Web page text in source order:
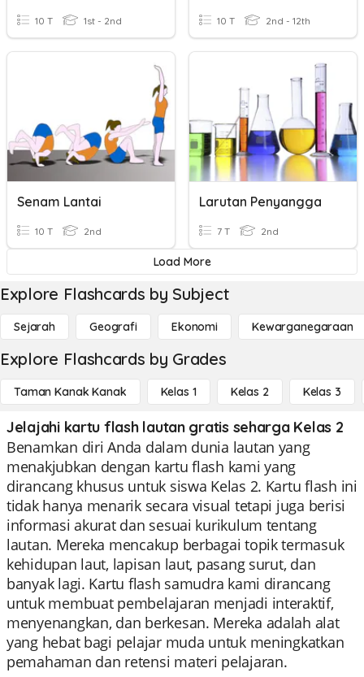
10 T 1st - 2nd 10 T 2nd - 12th
Senam Lantai
10 T 2nd
Larutan Penyangga
7 T 2nd
Load More
Explore Flashcards by Subject
Sejarah Geografi Ekonomi Kewarganegaraan
Explore Flashcards by Grades
Taman Kanak Kanak Kelas 1 Kelas 2 Kelas 3
Jelajahi kartu flash lautan gratis seharga Kelas 2
Benamkan diri Anda dalam dunia lautan yang
menakjubkan dengan kartu flash kami yang
dirancang khusus untuk siswa Kelas 2. Kartu flash ini
tidak hanya menarik secara visual tetapi juga berisi
informasi akurat dan sesuai kurikulum tentang
lautan. Mereka mencakup berbagai topik termasuk
kehidupan laut, lapisan laut, pasang surut, dan
banyak lagi. Kartu flash samudra kami dirancang
untuk membuat pembelajaran menjadi interaktif,
menyenangkan, dan berkesan. Mereka adalah alat
yang hebat bagi pelajar muda untuk meningkatkan
pemahaman dan retensi materi pelajaran.